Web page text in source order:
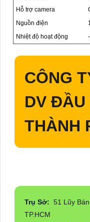
Hỗ trợ camera
Nguồn điện
Nhiệt độ hoạt động
CÔNG
DV ĐẦU
THÀNH
Trụ Sở: 51 Lũy
TP.HCM